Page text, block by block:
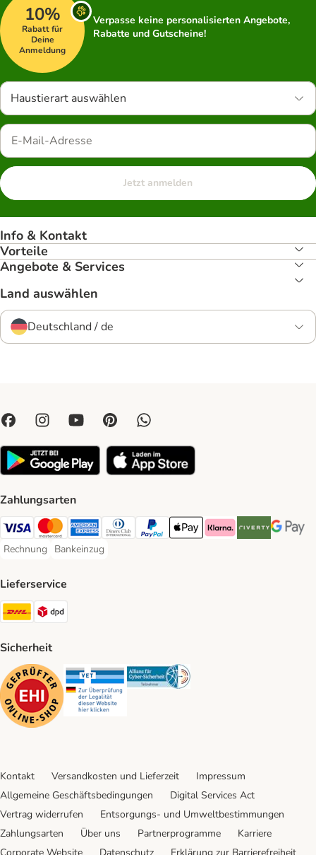
10%
Rabatt für
Deine
Anmeldung
Verpasse keine personalisierten Angebote,
Rabatte und Gutscheine!
Haustierart auswählen
Jetzt anmelden
Info & Kontakt
Vorteile
Angebote & Services
Land auswählen
Deutschland / de
Zahlungsarten
Visa Payment Method
Mastercard Payment Method
American Express Payment Method
Diners Club Payment Method
PayPal Payment Method
Apple Pay Payment Method
Klarna Payment Method
Riverty Payment
Google
Rechnung
Rechnung Payment Method
Bankeinzug
Bankeinzug Payment Method
Lieferservice
DHL Shipping Method
Sicherheit
Security Security Security
Kontakt Versandkosten und Lieferzeit
Impressum
Allgemeine Geschäftsbedingungen
Digital Services Act
Vertrag widerrufen
Entsorgungs- und Umweltbestimmungen
Zahlungsarten
Über uns Partnerprogramme
Karriere